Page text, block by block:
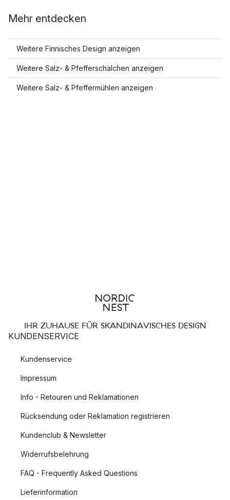
Mehr entdecken
Weitere Finnisches Design anzeigen
Weitere Salz- & Pfefferschälchen anzeigen
Weitere Salz- & Pfeffermühlen anzeigen
IHR ZUHAUSE FÜR SKANDINAVISCHES DESIGN
KUNDENSERVICE
Kundenservice
Impressum
Info - Retouren und Reklamationen
Rücksendung oder Reklamation registrieren
Kundenclub & Newsletter
Widerrufsbelehrung
FAQ - Frequently Asked Questions
Lieferinformation